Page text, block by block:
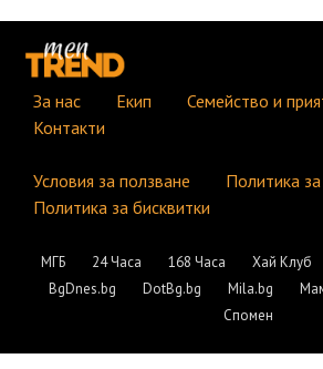
За нас Екип
Семейство и
Контакти
Условия за ползване
Политика
Политика за бисквитки
МГБ 24 Часа 168 Часа Хай Клуб
BgDnes.bg
DotBg.bg Mila.bg
Спомен